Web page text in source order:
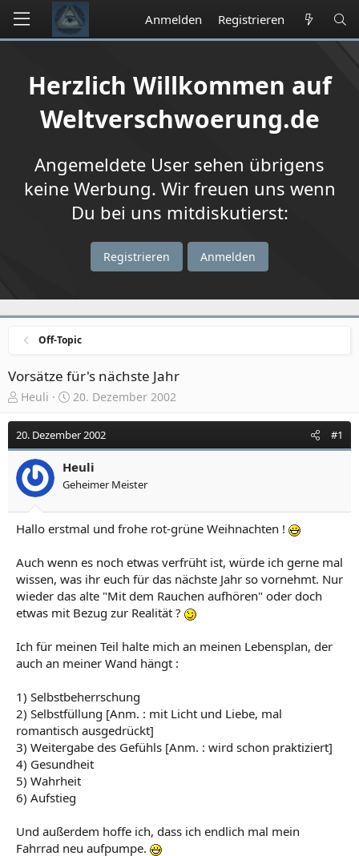
Anmelden Registrieren
Herzlich Willkommen auf
Weltverschwoerung.de
Angemeldete User sehen übrigens
keine Werbung. Wir freuen uns wenn
Du bei uns mitdiskutierst:
Registrieren Anmelden
Off-Topic
Vorsätze für's nächste Jahr
E
s
t
l
l
r
Heuli
E
s
t
l
l
a
m
20. Dezember 2002
20. Dezember 2002 #1
Heuli
Geheimer Meister
Hallo erstmal und frohe rot-grüne Weihnachten !
Auch wenn es noch etwas verfrüht ist, würde ich gerne mal
wissen, was ihr euch für das nächste Jahr so vornehmt. Nur
wieder das alte "Mit dem Rauchen aufhören" oder doch
etwas mit Bezug zur Realität ?
Ich für meinen Teil halte mich an meinen Lebensplan, der
auch an meiner Wand hängt :
1) Selbstbeherrschung
2) Selbstfüllung [Anm. : mit Licht und Liebe, mal
romantisch ausgedrückt]
3) Weitergabe des Gefühls [Anm. : wird schon praktiziert]
4) Gesundheit
5) Wahrheit
6) Aufstieg
Und außerdem hoffe ich, dass ich endlich mal mein
Fahrrad neu aufpumpe.